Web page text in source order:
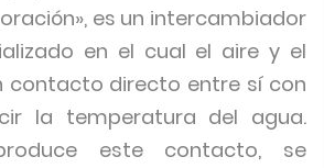
es un intercambiador
en el cual el aire y el
contacto directo entre sí con
la temperatura del agua.
este contacto, se